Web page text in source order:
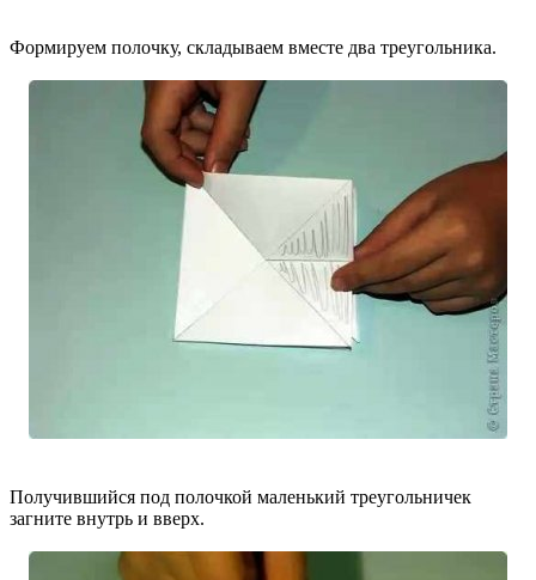
Формируем полочку, складываем вместе два треугольника.
Получившийся под полочкой маленький треугольничек
загните внутрь и вверх.